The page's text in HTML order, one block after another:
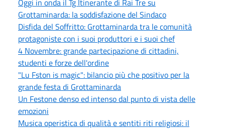
Grottaminarda: la soddisfazione del Sindaco
Disfida del Soffritto: Grottaminarda tra le comunità
protagoniste con i suoi produttori e i suoi chef
4 Novembre: grande partecipazione di cittadini,
studenti e forze dell'ordine
"Lu Fston is magic": bilancio più che positivo per la
grande festa di Grottaminarda
Un Festone denso ed intenso dal punto di vista delle
emozioni
Musica operistica di qualità e sentiti riti religiosi: il